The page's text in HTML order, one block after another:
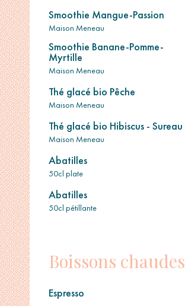
Smoothie Mangue-Passion
Maison Meneau
Smoothie Banane-Pomme-
Myrtille
Maison Meneau
Thé glacé bio Pêche
Maison Meneau
Thé glacé bio Hibiscus - Sureau
Maison Meneau
Abatilles
50cl plate
Abatilles
50cl pétillante
Boissons chaudes
Espresso